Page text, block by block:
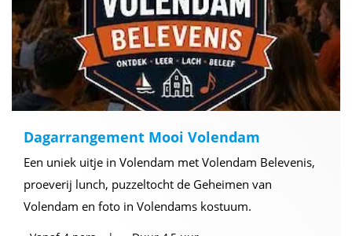
Dagarrangement Mooi Volendam
Een uniek uitje in Volendam met Volendam Belevenis,
proeverij lunch, puzzeltocht de Geheimen van
Volendam en foto in Volendams kostuum.